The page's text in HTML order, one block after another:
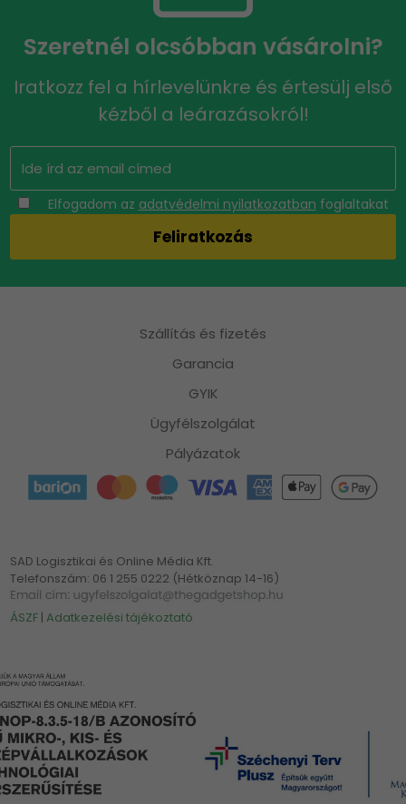
Szeretnél olcsóbban vásárolni?
Iratkozz fel a hírlevelünkre és értesülj első
kézből a leárazásokról!
Elfogadom az adatvédelmi nyilatkozatban foglaltakat
Szállítás és fizetés
Garancia
GYIK
Ügyfélszolgálat
Pályázatok
SAD Logisztikai és Online Média Kft.
Telefonszám: 06 1 255 0222 (Hétköznap 14-16)
ÁSZF |Adatkezelési tájékoztató